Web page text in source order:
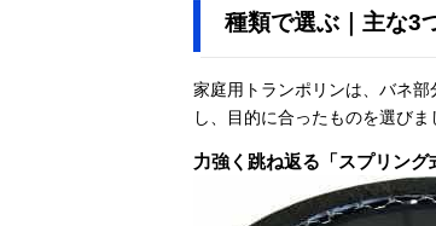
種類で選ぶ｜主な3
家庭用トランポリンは、バネ
し、目的に合ったものを選びま
力強く跳ね返る「スプリング